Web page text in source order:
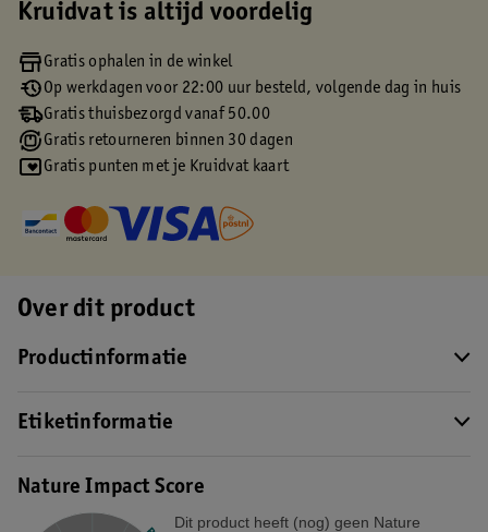
Kruidvat is altijd voordelig
Gratis ophalen in de winkel
Op werkdagen voor 22:00 uur besteld, volgende dag in huis
Gratis thuisbezorgd vanaf 50.00
Gratis retourneren binnen 30 dagen
Gratis punten met je Kruidvat kaart
Over dit product
Productinformatie
Etiketinformatie
Nature Impact Score
Dit product heeft (nog) geen Nature